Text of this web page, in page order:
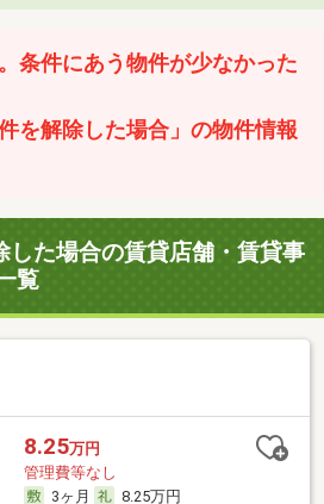
条件にあう物件が少なかった
を解除した場合」の物件情報
した場合の賃貸店舗・賃貸事
覧
8.25万円
管理費等なし
3ヶ月
8.25万円